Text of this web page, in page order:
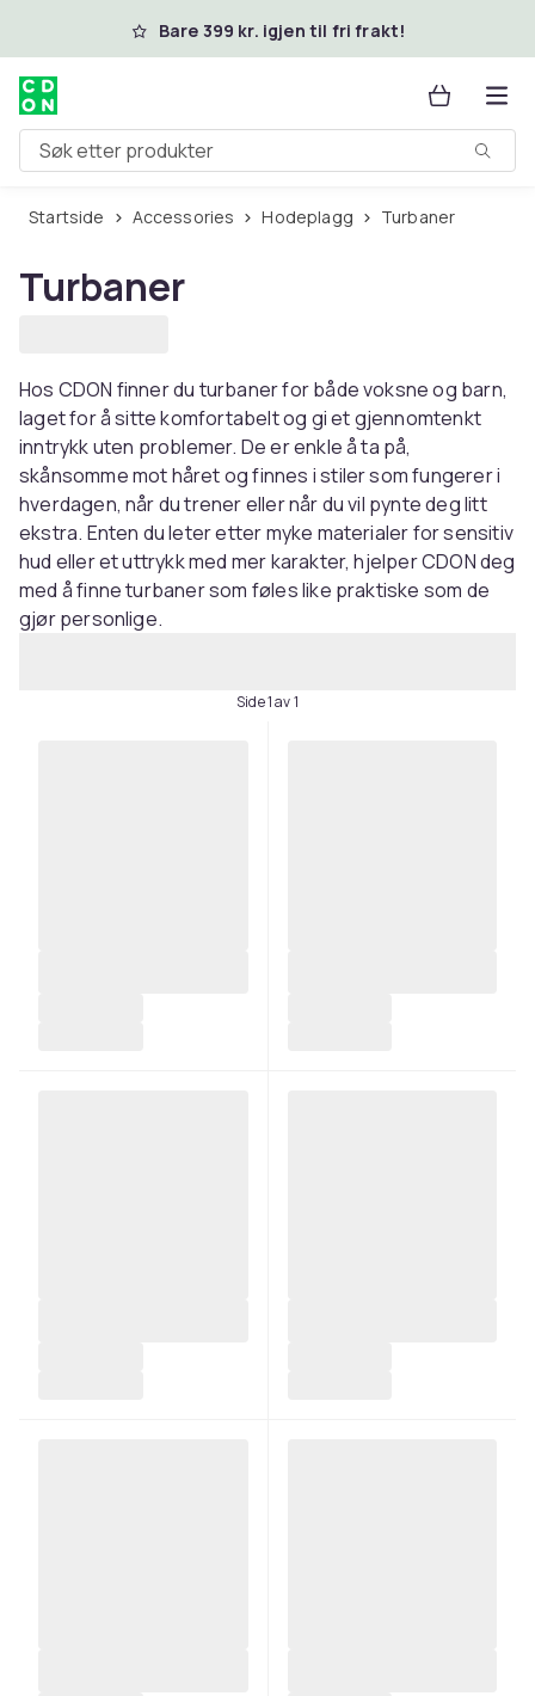
Hopp til hovedinnholdBare 399 kr. igjen til fri frakt!
Søk etter produkter
Startside Accessories Hodeplagg Turbaner
Turbaner
Hos CDON finner du turbaner for både voksne og barn,
laget for å sitte komfortabelt og gi et gjennomtenkt
inntrykk uten problemer. De er enkle å ta på,
skånsomme mot håret og finnes i stiler som fungerer i
hverdagen, når du trener eller når du vil pynte deg litt
ekstra. Enten du leter etter myke materialer for sensitiv
hud eller et uttrykk med mer karakter, hjelper CDON deg
med å finne turbaner som føles like praktiske som de
gjør personlige.
Side 1 av 1